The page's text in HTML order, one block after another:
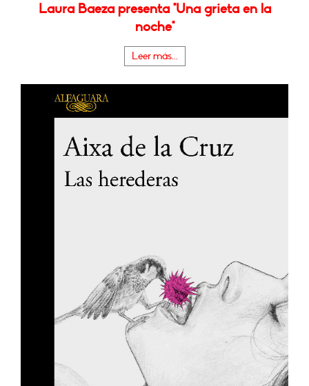
Laura Baeza presenta "Una grieta en la
noche"
Leer más...